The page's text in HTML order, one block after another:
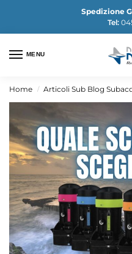
Spedizione
Tel:
MENU
Home / Articoli Sub Blog